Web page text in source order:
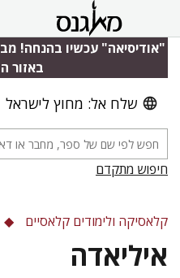
"אודיסיאה" עכשיו בהנחה!
באזור
שלח אל: מחוץ לישראל
חיפוש מתקדם
קלאסיקה ולימודים קלאסיים
איליאדה